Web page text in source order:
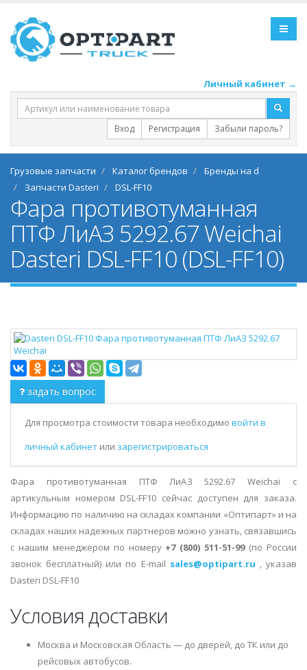
Личный кабинет →
Вход Регистрация Забыли пароль?
Грузовые запчасти Каталог брендов
Бренды на d
Запчасти Dasteri
DSL-FF10
Фара противотуманная
ПТФ ЛиАЗ 5292.67 Weichai
Dasteri DSL-FF10 (DSL-FF10)
задать вопрос
Для просмотра стоимости товара необходимо войти в
личный кабинет или зарегистрироваться
Фара противотуманная ПТФ ЛиАЗ 5292.67 Weichai с
артикульным номером DSL-FF10 сейчас доступен для заказа.
Информацию по наличию на складах компании «Оптипарт» и на
складах наших надежных партнеров можно узнать, связавшись
с нашим менеджером по номеру +7 (800) 511-51-99(по России
звонок бесплатный) или по E-mail sales@optipart.ru , указав
Dasteri DSL-FF10
Условия доставки
Москва и Московская Область — до дверей, до ТК или до
рейсовых автобусов.